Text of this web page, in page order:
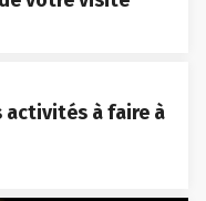
activités à faire à